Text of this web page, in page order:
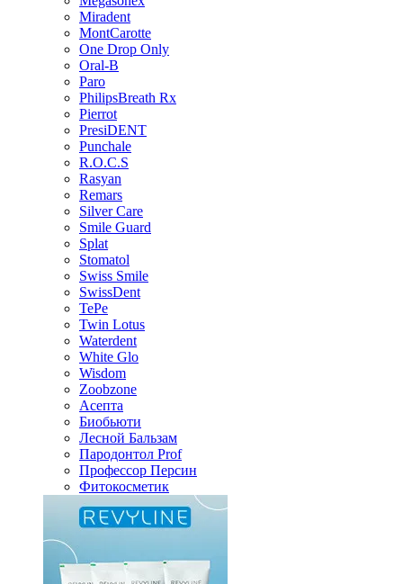
Miradent
MontCarotte
One Drop Only
Oral-B
Paro
PhilipsBreath Rx
Pierrot
PresiDENT
Punchale
R.O.C.S
Rasyan
Remars
Silver Care
Smile Guard
Splat
Stomatol
Swiss Smile
SwissDent
TePe
Twin Lotus
Waterdent
White Glo
Wisdom
Zoobzone
Асепта
Биобьюти
Лесной Бальзам
Пародонтол Prof
Профессор Персин
Фитокосметик